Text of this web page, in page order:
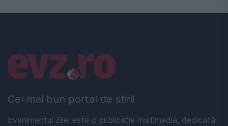
Cel mai bun portal de stiri!
Evenimentul Zilei este o publicație multimedia, dedicată
Linkuri utile